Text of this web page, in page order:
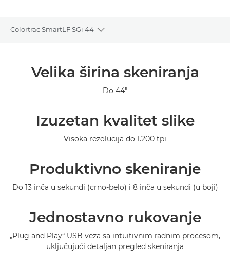
Colortrac SmartLF SGi 44
Toggle breadcrumbs
Velika širina skeniranja
Do 44"
Izuzetan kvalitet slike
Visoka rezolucija do 1.200 tpi
Produktivno skeniranje
Do 13 inča u sekundi (crno-belo) i 8 inča u sekundi (u boji)
Jednostavno rukovanje
„Plug and Play“ USB veza sa intuitivnim radnim procesom,
uključujući detaljan pregled skeniranja